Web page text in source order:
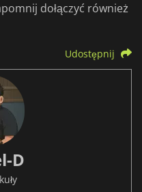
dołączyć również
Udostępnij
D